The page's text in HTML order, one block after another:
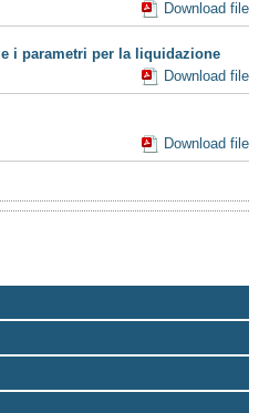
Download file
i parametri per la liquidazione
Download file
Download file